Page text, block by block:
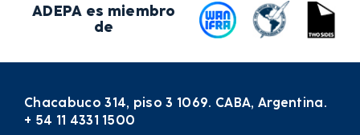
ADEPA es miembro
de
Chacabuco 314, piso 3 1069. CABA, Argentina.
+ 54 11 4331 1500